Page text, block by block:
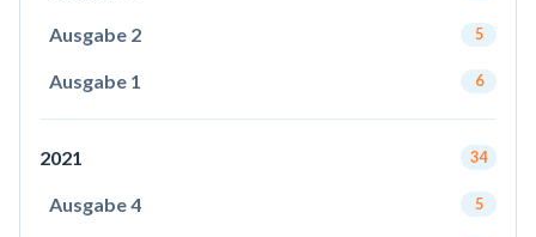
Ausgabe 2 5
Ausgabe 1 6
2021 34
Ausgabe 4 5